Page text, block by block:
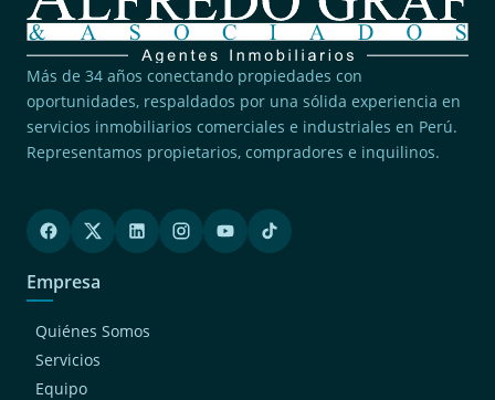
Más de 34 años conectando propiedades con
oportunidades, respaldados por una sólida experiencia en
servicios inmobiliarios comerciales e industriales en Perú.
Representamos propietarios, compradores e inquilinos.
Empresa
Quiénes Somos
Servicios
Equipo